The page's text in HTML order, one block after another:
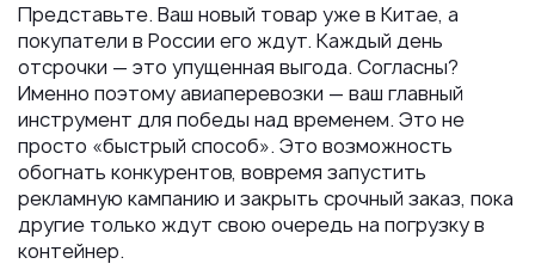
Представьте. Ваш новый товар уже в Китае, а
покупатели в России его ждут. Каждый день
отсрочки — это упущенная выгода. Согласны?
Именно поэтому авиаперевозки — ваш главный
инструмент для победы над временем. Это не
просто «быстрый способ». Это возможность
обогнать конкурентов, вовремя запустить
рекламную кампанию и закрыть срочный заказ, пока
другие только ждут свою очередь на погрузку в
контейнер.